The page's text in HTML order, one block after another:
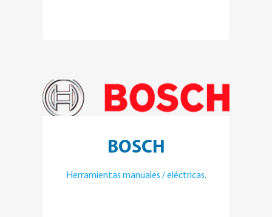
BOSCH
Herramientas manuales / eléctricas.